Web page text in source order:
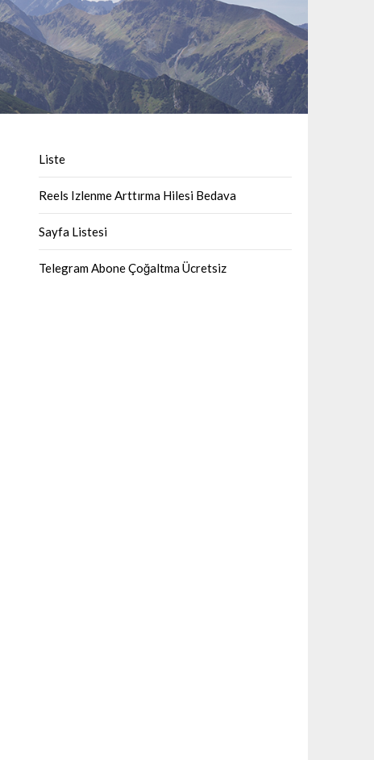
Liste
Reels Izlenme Arttırma Hilesi Bedava
Sayfa Listesi
Telegram Abone Çoğaltma Ücretsiz